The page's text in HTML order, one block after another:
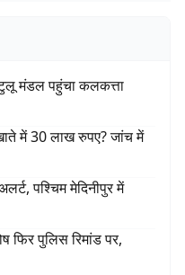
मंडल पहुंचा कलकत्ता
में 30 लाख रुपए? जांच में
पश्चिम मेदिनीपुर में
फिर पुलिस रिमांड पर,